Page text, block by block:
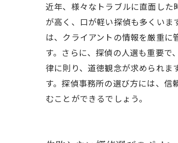
近年、様々なトラブルに直面し
が高く、口が軽い探偵も多くい
は、クライアントの情報を厳重
す。さらに、探偵の人選も重要
律に則り、道徳観念が求められま
す。探偵事務所の選び方には、
むことができるでしょう。